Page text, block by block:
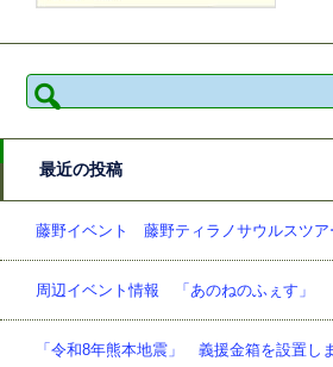
検
索:
最近の投稿
藤野イベント 藤野ティラノサウルスツア
周辺イベント情報 「あのねのふぇす」
「令和8年熊本地震」 義援金箱を設置し